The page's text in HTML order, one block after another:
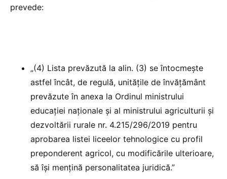
prevede:
„(4) Lista prevăzută la alin. (3) se întocmește
astfel încât, de regulă, unitățile de învățământ
prevăzute în anexa la Ordinul ministrului
educației naționale și al ministrului agriculturii și
dezvoltării rurale nr. 4.215/296/2019 pentru
aprobarea listei liceelor tehnologice cu profil
preponderent agricol, cu modificările ulterioare,
să își mențină personalitatea juridică.”